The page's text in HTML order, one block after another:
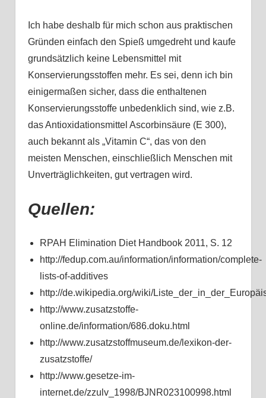
Ich habe deshalb für mich schon aus praktischen
Gründen einfach den Spieß umgedreht und kaufe
grundsätzlich keine Lebensmittel mit
Konservierungsstoffen mehr. Es sei, denn ich bin
einigermaßen sicher, dass die enthaltenen
Konservierungsstoffe unbedenklich sind, wie z.B.
das Antioxidationsmittel Ascorbinsäure (E 300),
auch bekannt als „Vitamin C“, das von den
meisten Menschen, einschließlich Menschen mit
Unverträglichkeiten, gut vertragen wird.
Quellen:
RPAH Elimination Diet Handbook 2011, S. 12
http://fedup.com.au/information/information/complete-
lists-of-additives
http://de.wikipedia.org/wiki/
http://www.zusatzstoffe-
online.de/information/686.doku.html
http://www.zusatzstoffmuseum.de/lexikon-der-
zusatzstoffe/
http://www.gesetze-im-
internet.de/zzulv_1998/BJNR023100998.html